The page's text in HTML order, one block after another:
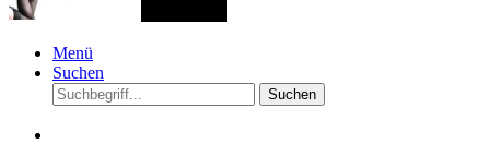
Menü
Suchen
Suchen